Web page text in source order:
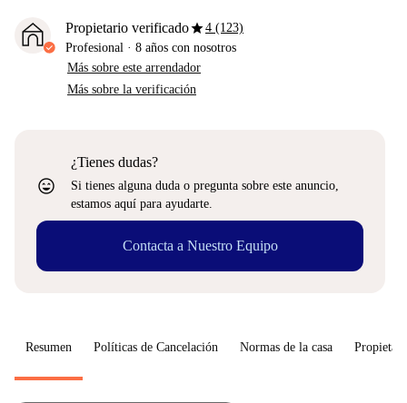
Propietario verificadostar4 (123)
Profesional · 8 años con nosotros
Más sobre este arrendador
Más sobre la verificación
sentiment_very_satisfied
¿Tienes dudas?
Si tienes alguna duda o pregunta sobre este anuncio,
estamos aquí para ayudarte.
Contacta a Nuestro Equipo
Resumen Políticas de Cancelación Normas de la casa